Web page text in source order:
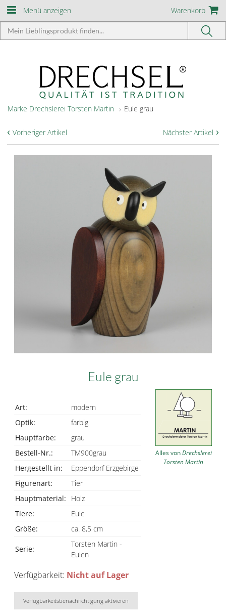
Menü anzeigen Warenkorb
Marke Drechslerei Torsten Martin Eule grau
Nächster Artikel ›
‹ Vorheriger Artikel
Eule grau
Art:
modern
Optik:
farbig
Hauptfarbe:
grau
Bestell-Nr.:
TM900grau
Hergestellt in:
Eppendorf Erzgebirge
Figurenart:
Tier
Hauptmaterial:
Holz
Tiere:
Eule
Größe:
ca. 8,5 cm
Serie:
Torsten Martin -
Eulen
Alles vonDrechslerei
Torsten Martin
Verfügbarkeit: Nicht auf Lager
Verfügbarkeitsbenachrichtigung aktivieren